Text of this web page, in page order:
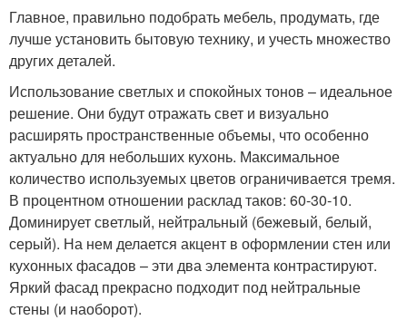
Главное, правильно подобрать мебель, продумать, где
лучше установить бытовую технику, и учесть множество
других деталей.
Использование светлых и спокойных тонов – идеальное
решение. Они будут отражать свет и визуально
расширять пространственные объемы, что особенно
актуально для небольших кухонь. Максимальное
количество используемых цветов ограничивается тремя.
В процентном отношении расклад таков: 60-30-10.
Доминирует светлый, нейтральный (бежевый, белый,
серый). На нем делается акцент в оформлении стен или
кухонных фасадов – эти два элемента контрастируют.
Яркий фасад прекрасно подходит под нейтральные
стены (и наоборот).